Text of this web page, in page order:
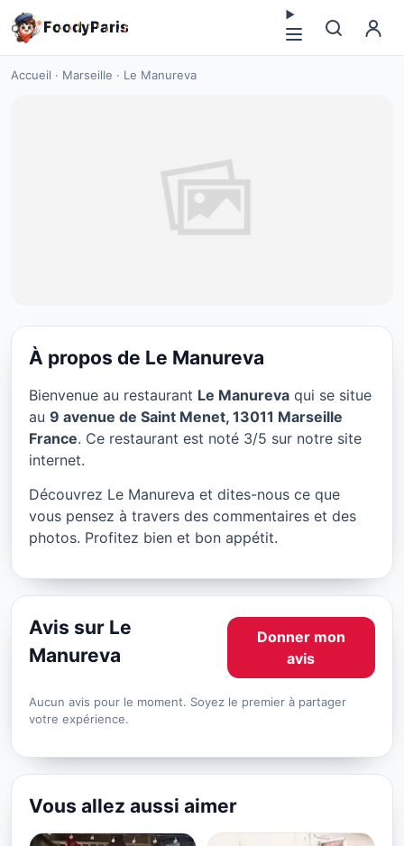
FoodyParis
Accueil · Marseille · Le Manureva
Le Manureva à Marseille
★ 3/5
À propos de Le Manureva
Bienvenue au restaurant Le Manureva qui se situe
au 9 avenue de Saint Menet, 13011 Marseille
France. Ce restaurant est noté 3/5 sur notre site
internet.
Découvrez Le Manureva et dites-nous ce que
vous pensez à travers des commentaires et des
photos. Profitez bien et bon appétit.
Avis sur Le
Manureva
Donner mon
avis
Aucun avis pour le moment. Soyez le premier à partager
votre expérience.
Vous allez aussi aimer